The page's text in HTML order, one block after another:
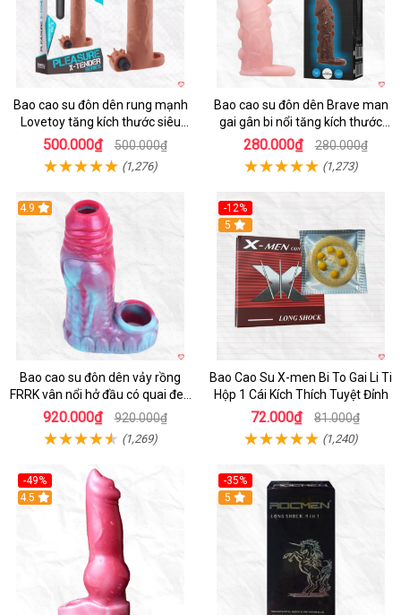
Bao cao su đôn dên rung mạnh
Lovetoy tăng kích thước siêu
phê
500.000₫ 500.000₫
(1,276)
Bao cao su đôn dên Brave man
gai gân bi nổi tăng kích thước
kéo dài thời gian
280.000₫ 280.000₫
(1,273)
4.9
Bao cao su đôn dên vảy rồng
FRRK vân nổi hở đầu có quai đeo
bìu cao cấp
920.000₫ 920.000₫
(1,269)
-12%
Hot
5
Bao Cao Su X-men Bi To Gai Li Ti
Hộp 1 Cái Kích Thích Tuyệt Đỉnh
72.000₫ 81.000₫
(1,240)
-49%
4.5
-35%
5